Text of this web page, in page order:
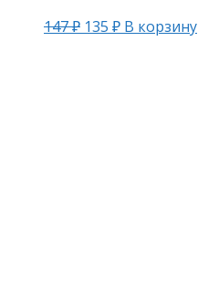
147₽ 135 ₽ В корзину